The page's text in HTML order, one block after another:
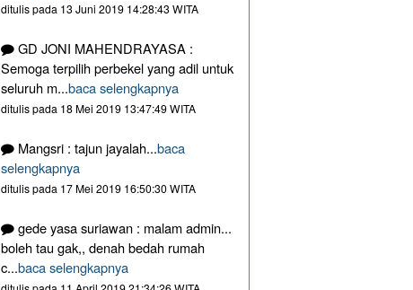
ditulis pada 13 Juni 2019 14:28:43 WITA
GD JONI MAHENDRAYASA :
Semoga terpilih perbekel yang adil untuk
seluruh m...baca selengkapnya
ditulis pada 18 Mei 2019 13:47:49 WITA
Mangsri : tajun jayalah...baca
selengkapnya
ditulis pada 17 Mei 2019 16:50:30 WITA
gede yasa suriawan : malam admin...
boleh tau gak,, denah bedah rumah
c...baca selengkapnya